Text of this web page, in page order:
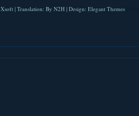
Xsoft| Translation: By N2H| Design: Elegant Themes